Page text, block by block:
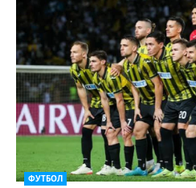
ФУТБОЛ